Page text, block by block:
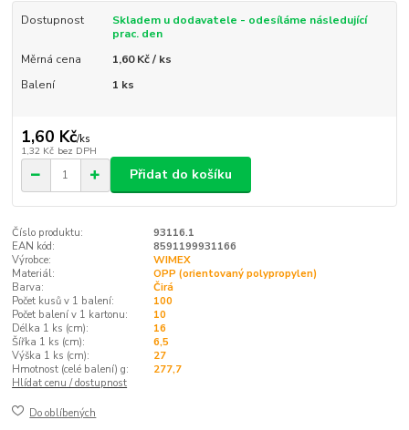
Dostupnost
Skladem u dodavatele - odesíláme následující
prac. den
Měrná cena
1,60 Kč / ks
Balení
1 ks
1,60 Kč/ks
1,32 Kč bez DPH
Přidat do košíku
Číslo produktu:
93116.1
EAN kód:
8591199931166
Výrobce:
WIMEX
Materiál:
OPP (orientovaný polypropylen)
Barva:
Čirá
Počet kusů v 1 balení:
100
Počet balení v 1 kartonu:
10
Délka 1 ks (cm):
16
Šířka 1 ks (cm):
6,5
Výška 1 ks (cm):
27
Hmotnost (celé balení) g:
277,7
Hlídat cenu / dostupnost
Do oblíbených